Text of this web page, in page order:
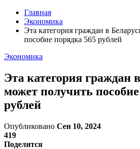
Главная
Экономика
Эта категория граждан в
пособие порядка 565 рублей
Экономика
Эта категория граждан
может получить
рублей
Опубликовано Сен 10, 2024
419
Поделится